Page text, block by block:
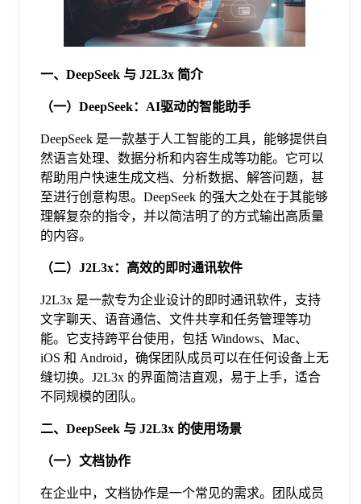
一、DeepSeek 与 J2L3x 简介
（一）DeepSeek：AI驱动的智能助手
DeepSeek 是一款基于人工智能的工具，能够提供自
然语言处理、数据分析和内容生成等功能。它可以
帮助用户快速生成文档、分析数据、解答问题，甚
至进行创意构思。DeepSeek 的强大之处在于其能够
理解复杂的指令，并以简洁明了的方式输出高质量
的内容。
（二）J2L3x：高效的即时通讯软件
J2L3x 是一款专为企业设计的即时通讯软件，支持
文字聊天、语音通信、文件共享和任务管理等功
能。它支持跨平台使用，包括 Windows、Mac、
iOS 和 Android，确保团队成员可以在任何设备上无
缝切换。J2L3x 的界面简洁直观，易于上手，适合
不同规模的团队。
二、DeepSeek 与 J2L3x 的使用场景
（一）文档协作
在企业中，文档协作是一个常见的需求。团队成员